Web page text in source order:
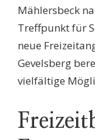
Mählersbeck
Treffpunkt für
neue
Gevelsberg
vielfältige